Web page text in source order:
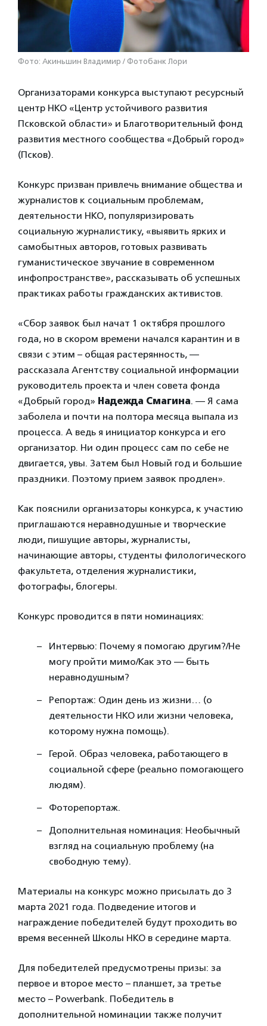
Фото: Акиньшин Владимир / Фотобанк Лори
Организаторами конкурса выступают ресурсный
центр НКО «Центр устойчивого развития
Псковской области» и Благотворительный фонд
развития местного сообщества «Добрый город»
(Псков).
Конкурс призван привлечь внимание общества и
журналистов к социальным проблемам,
деятельности НКО, популяризировать
социальную журналистику, «выявить ярких и
самобытных авторов, готовых развивать
гуманистическое звучание в современном
инфопространстве», рассказывать об успешных
практиках работы гражданских активистов.
«Сбор заявок был начат 1 октября прошлого
года, но в скором времени начался карантин и в
связи с этим – общая растерянность, —
рассказала Агентству социальной информации
руководитель проекта и член совета фонда
«Добрый город» Надежда Смагина. — Я сама
заболела и почти на полтора месяца выпала из
процесса. А ведь я инициатор конкурса и его
организатор. Ни один процесс сам по себе не
двигается, увы. Затем был Новый год и большие
праздники. Поэтому прием заявок продлен».
Как пояснили организаторы конкурса, к участию
приглашаются неравнодушные и творческие
люди, пишущие авторы, журналисты,
начинающие авторы, студенты филологического
факультета, отделения журналистики,
фотографы, блогеры.
Конкурс проводится в пяти номинациях:
Интервью: Почему я помогаю другим?/Не
могу пройти мимо/Как это — быть
неравнодушным?
Репортаж: Один день из жизни… (о
деятельности НКО или жизни человека,
которому нужна помощь).
Герой. Образ человека, работающего в
социальной сфере (реально помогающего
людям).
Фоторепортаж.
Дополнительная номинация: Необычный
взгляд на социальную проблему (на
свободную тему).
Материалы на конкурс можно присылать до 3
марта 2021 года. Подведение итогов и
награждение победителей будут проходить во
время весенней Школы НКО в середине марта.
Для победителей предусмотрены призы: за
первое и второе место – планшет, за третье
место – Powerbank. Победитель в
дополнительной номинации также получит